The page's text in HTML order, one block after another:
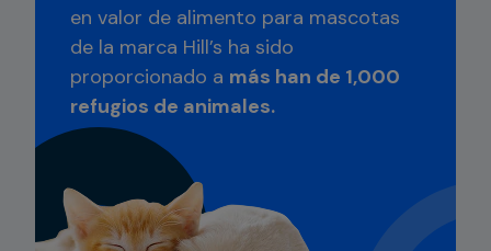
en valor de alimento para mascotas
de la marca Hill’s ha sido
proporcionado a más han de 1,000
refugios de animales.